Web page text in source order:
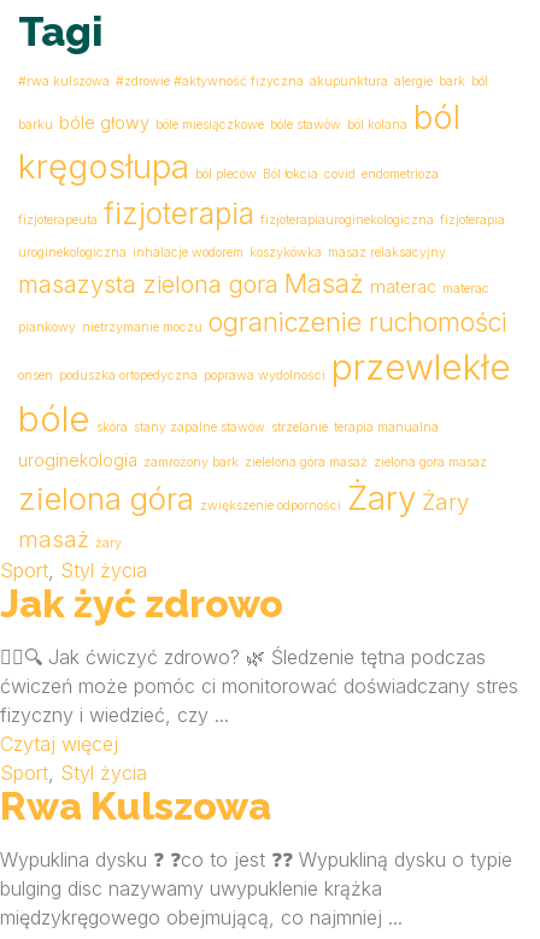
Tagi
#rwa kulszowa #zdrowie #aktywność fizyczna akupunktura alergie bark ból
barku bóle głowy bóle miesiączkowe bóle stawów ból kolana
ból
kręgosłupa
ból pleców Ból łokcia covid endometrioza
fizjoterapeuta fizjoterapia fizjoterapiauroginekologiczna fizjoterapia
uroginekologiczna inhalacje wodorem koszykówka masaz relaksacyjny
masazysta zielona gora Masaż materac materac
piankowy nietrzymanie moczu ograniczenie ruchomości
onsen poduszka ortopedyczna poprawa wydolności
przewlekłe
bóle
skóra stany zapalne stawów strzelanie terapia manualna
uroginekologia zamrożony bark zielelona góra masaż zielona gora masaz
zielona góra zwiększenie odporności Żary Żary
masaż żary
Sport, Styl życia
Jak żyć zdrowo
🏋️‍♂️🔍 Jak ćwiczyć zdrowo? 🌿 Śledzenie tętna podczas
ćwiczeń może pomóc ci monitorować doświadczany stres
fizyczny i wiedzieć, czy ...
Czytaj więcej
Sport, Styl życia
Rwa Kulszowa
Wypuklina dysku ❓ ❓co to jest ❓❓ Wypukliną dysku o typie
bulging disc nazywamy uwypuklenie krążka
międzykręgowego obejmującą, co najmniej ...